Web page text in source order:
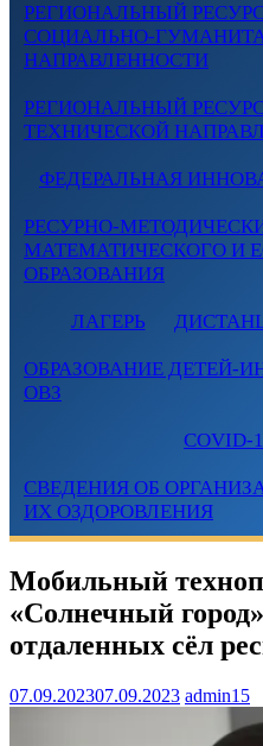
РЕГИОНАЛЬНЫЙ
СОЦИАЛЬНО-
НАПРАВЛЕННОСТИ
РЕГИОНАЛЬНЫЙ
ТЕХНИЧЕСКОЙ
ФЕДЕРАЛЬНАЯ
РЕСУРНО-
МАТЕМАТИЧЕСКОГО И
ОБРАЗОВАНИЯ
ЛАГЕРЬ
ОБРАЗОВАНИЕ ДЕТЕЙ-
ОВЗ
COVID-
СВЕДЕНИЯ ОБ
ИХ ОЗДОРОВЛЕНИЯ
Мобильный
«Солнечный
отдаленных сëл
07.09.202307.09.2023 admin15